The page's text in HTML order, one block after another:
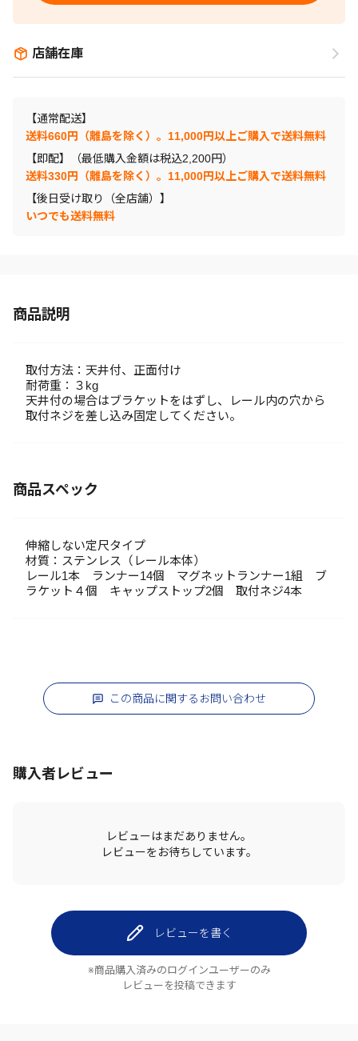
店舗在庫
【通常配送】
送料660円（離島を除く）。11,000円以上ご購入で送料無料
【即配】（最低購入金額は税込2,200円）
送料330円（離島を除く）。11,000円以上ご購入で送料無料
【後日受け取り（全店舗）】
いつでも送料無料
商品説明
取付方法：天井付、正面付け
耐荷重：３kg
天井付の場合はブラケットをはずし、レール内の穴から
取付ネジを差し込み固定してください。
商品スペック
伸縮しない定尺タイプ
材質：ステンレス（レール本体）
レール1本 ランナー14個 マグネットランナー1組 ブ
ラケット４個 キャップストップ2個 取付ネジ4本
この商品に関するお問い合わせ
購入者レビュー
レビューはまだありません。
レビューをお待ちしています。
レビューを書く
※商品購入済みのログインユーザーのみ
レビューを投稿できます